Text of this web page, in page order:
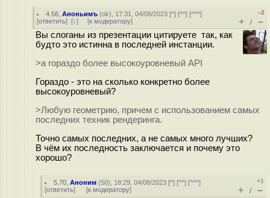
4.56 ,Аноньимъ (ok), 17:31, 04/08/2023 [^] [^^] [^^^]
[ответить] [↓] [к модератору]
–2
+ / –
Вы слоганы из презентации цитируете так, как
будто это истинна в последней инстанции.
>а гораздо более высокоуровневый API
Гораздо - это на сколько конкретно более
высокоуровневый?
>Любую геометрию, причем с использованием самых
последних техник рендеринга.
Точно самых последних, а не самых много лучших?
В чём их последность заключается и почему это
хорошо?
5.70 ,Аноним (50), 18:29, 04/08/2023 [^] [^^] [^^^]
[ответить] [к модератору]
+1
+ / –